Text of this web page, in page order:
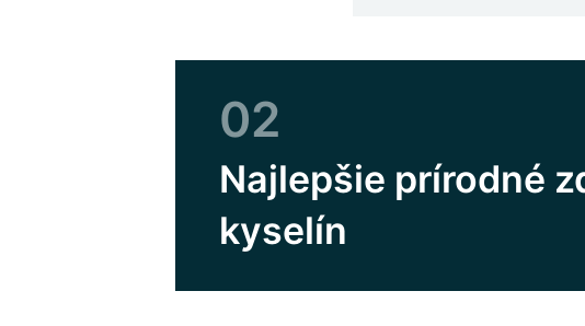
02
Najlepšie prírodné
kyselín